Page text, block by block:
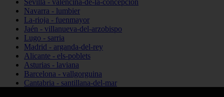
Sevilla - valencina-de-la-concepción
Navarra - lumbier
La-rioja - fuenmayor
Jaén - villanueva-del-arzobispo
Lugo - sarria
Madrid - arganda-del-rey
Alicante - els-poblets
Asturias - laviana
Barcelona - vallgorguina
Cantabria - santillana-del-mar